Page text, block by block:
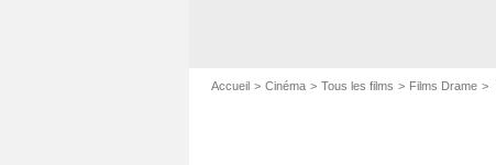
Accueil Cinéma Tous les films Films Drame